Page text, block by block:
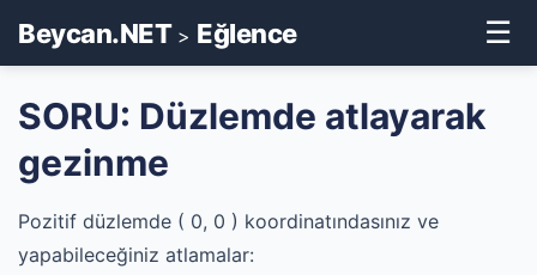
Beycan.NET> Eğlence ☰
SORU: Düzlemde atlayarak
gezinme
Pozitif düzlemde ( 0, 0 ) koordinatındasınız ve
yapabileceğiniz atlamalar: